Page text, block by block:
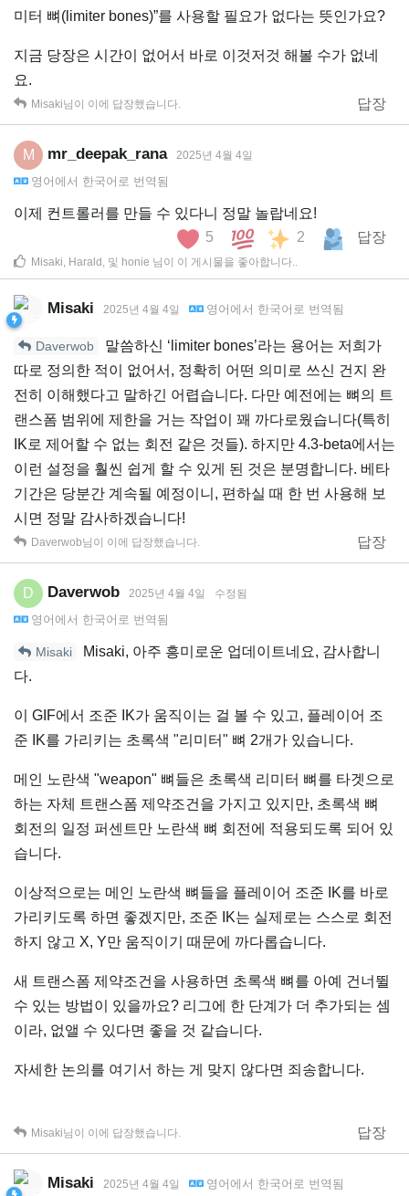
미터 뼈(limiter bones)”를 사용할 필요가 없다는 뜻인가요?
지금 당장은 시간이 없어서 바로 이것저것 해볼 수가 없네
요.
답장
Misaki님이 이에 답장했습니다.
M mr_deepak_rana 2025년 4월 4일
영어 에서 한국어 로 번역됨
이제 컨트롤러를 만들 수 있다니 정말 놀랍네요!
5
2 답장
Misaki Harald , 및 honie 님이 이 게시물을 좋아합니다.
Misaki 2025년 4월 4일 영어 에서 한국어 로 번역됨
Daverwob
말씀하신 ‘limiter bones’라는 용어는 저희가
따로 정의한 적이 없어서, 정확히 어떤 의미로 쓰신 건지 완
전히 이해했다고 말하긴 어렵습니다. 다만 예전에는 뼈의 트
랜스폼 범위에 제한을 거는 작업이 꽤 까다로웠습니다(특히
IK로 제어할 수 없는 회전 같은 것들). 하지만 4.3-beta에서는
이런 설정을 훨씬 쉽게 할 수 있게 된 것은 분명합니다. 베타
기간은 당분간 계속될 예정이니, 편하실 때 한 번 사용해 보
시면 정말 감사하겠습니다!
답장
Daverwob님이 이에 답장했습니다.
D Daverwob 2025년 4월 4일 수정됨
영어 에서 한국어 로 번역됨
Misaki
Misaki, 아주 흥미로운 업데이트네요, 감사합니
다.
이 GIF에서 조준 IK가 움직이는 걸 볼 수 있고, 플레이어 조
준 IK를 가리키는 초록색 "리미터" 뼈 2개가 있습니다.
메인 노란색 "weapon" 뼈들은 초록색 리미터 뼈를 타겟으로
하는 자체 트랜스폼 제약조건을 가지고 있지만, 초록색 뼈
회전의 일정 퍼센트만 노란색 뼈 회전에 적용되도록 되어 있
습니다.
이상적으로는 메인 노란색 뼈들을 플레이어 조준 IK를 바로
가리키도록 하면 좋겠지만, 조준 IK는 실제로는 스스로 회전
하지 않고 X, Y만 움직이기 때문에 까다롭습니다.
새 트랜스폼 제약조건을 사용하면 초록색 뼈를 아예 건너뛸
수 있는 방법이 있을까요? 리그에 한 단계가 더 추가되는 셈
이라, 없앨 수 있다면 좋을 것 같습니다.
자세한 논의를 여기서 하는 게 맞지 않다면 죄송합니다.
답장
Misaki님이 이에 답장했습니다.
Misaki 2025년 4월 4일 영어 에서 한국어 로 번역됨